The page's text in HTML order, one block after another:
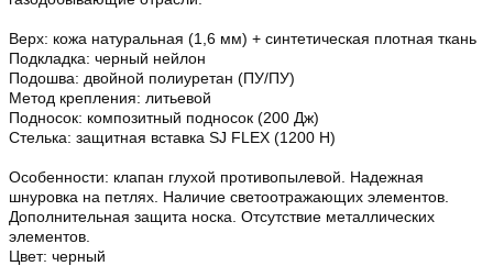
Верх: кожа натуральная (1,6 мм) + синтетическая плотная ткань
Подкладка: черный нейлон
Подошва: двойной полиуретан (ПУ/ПУ)
Метод крепления: литьевой
Подносок: композитный подносок (200 Дж)
Стелька: защитная вставка SJ FLEX (1200 Н)
Особенности: клапан глухой противопылевой. Надежная
шнуровка на петлях. Наличие светоотражающих элементов.
Дополнительная защита носка. Отсутствие металлических
элементов.
Цвет: черный